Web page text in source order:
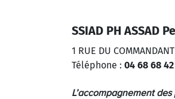
SSIAD PH ASSAD
1 RUE DU
Téléphone : 04 68 68
L’accompagnement